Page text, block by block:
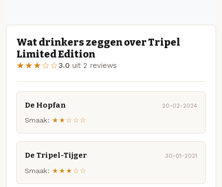
Wat drinkers zeggen over Tripel
Limited Edition
★★★☆☆3.0 uit 2 reviews
De Hopfan 20-02-2024
Smaak: ★★☆☆☆
De Tripel-Tijger 30-01-2021
Smaak: ★★★☆☆